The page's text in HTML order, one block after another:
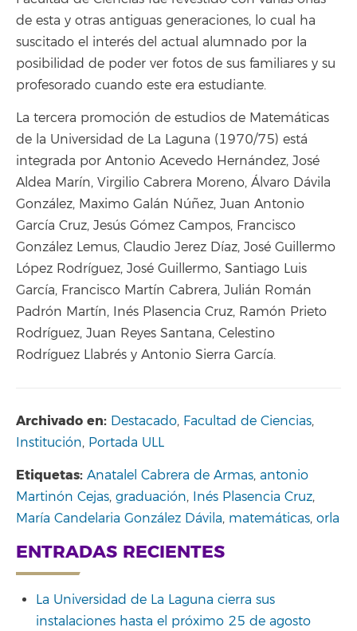
de esta y otras antiguas generaciones, lo cual ha
suscitado el interés del actual alumnado por la
posibilidad de poder ver fotos de sus familiares y su
profesorado cuando este era estudiante.
La tercera promoción de estudios de Matemáticas
de la Universidad de La Laguna (1970/75) está
integrada por Antonio Acevedo Hernández, José
Aldea Marín, Virgilio Cabrera Moreno, Álvaro Dávila
González, Maximo Galán Núñez, Juan Antonio
García Cruz, Jesús Gómez Campos, Francisco
González Lemus, Claudio Jerez Díaz, José Guillermo
López Rodríguez, José Guillermo, Santiago Luis
García, Francisco Martín Cabrera, Julián Román
Padrón Martín, Inés Plasencia Cruz, Ramón Prieto
Rodríguez, Juan Reyes Santana, Celestino
Rodríguez Llabrés y Antonio Sierra García.
Archivado en: Destacado, Facultad de Ciencias,
Institución, Portada ULL
Etiquetas: Anatalel Cabrera de Armas, antonio
Martinón Cejas, graduación, Inés Plasencia Cruz,
María Candelaria González Dávila, matemáticas, orla
ENTRADAS RECIENTES
La Universidad de La Laguna cierra sus
instalaciones hasta el próximo 25 de agosto